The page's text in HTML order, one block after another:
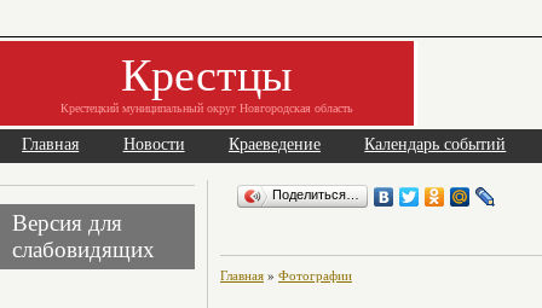
Крестцы
Крестецкий муниципальный округ Новгородская область
Главная Новости Краеведение Календарь событий
Версия для
слабовидящих
Поделиться…
Главная » Фотографии